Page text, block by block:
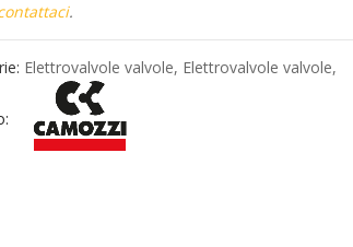
.
Elettrovalvole valvole, Elettrovalvole valvole,